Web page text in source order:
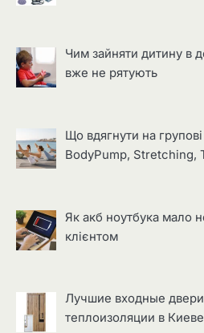
Чим зайняти дитину в
вже не рятують
Що вдягнути на
BodyPump, Stretching,
Як акб ноутбука мало
клієнтом
Лучшие входные
теплоизоляции в Киеве